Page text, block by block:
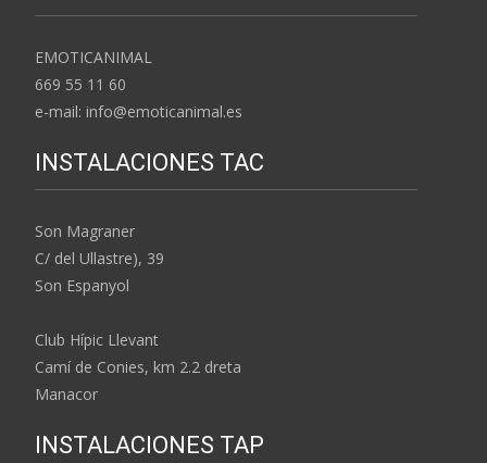
EMOTICANIMAL
669 55 11 60
e-mail: info@emoticanimal.es
INSTALACIONES TAC
Son Magraner
C/ del Ullastre), 39
Son Espanyol
Club Hípic Llevant
Camí de Conies, km 2.2 dreta
Manacor
INSTALACIONES TAP